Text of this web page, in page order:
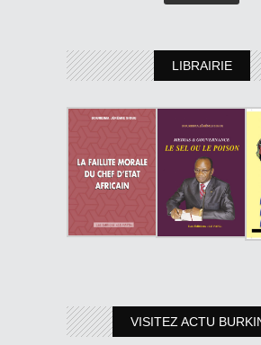
LIBRAIRIE
VISITEZ ACTU